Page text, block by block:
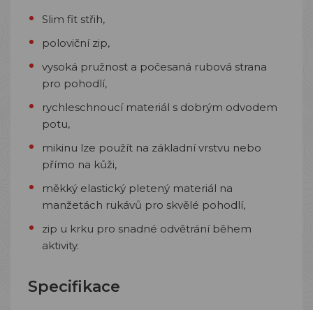
Slim fit střih,
poloviční zip,
vysoká pružnost a počesaná rubová strana
pro pohodlí,
rychleschnoucí materiál s dobrým odvodem
potu,
mikinu lze použít na základní vrstvu nebo
přímo na kůži,
měkký elastický pletený materiál na
manžetách rukávů pro skvělé pohodlí,
zip u krku pro snadné odvětrání během
aktivity.
Specifikace